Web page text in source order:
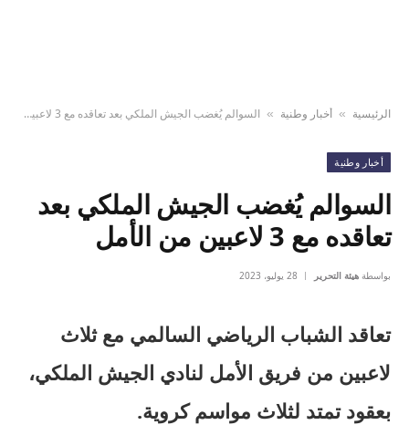
الرئيسية » أخبار وطنية » السوالم يُغضب الجيش الملكي بعد تعاقده مع 3 لاعبين من الأمل
أخبار وطنية
السوالم يُغضب الجيش الملكي بعد
تعاقده مع 3 لاعبين من الأمل
بواسطة هيئة التحرير 28 يوليو، 2023
تعاقد الشباب الرياضي السالمي مع ثلاث
لاعبين من فريق الأمل لنادي الجيش الملكي،
بعقود تمتد لثلاث مواسم كروية.